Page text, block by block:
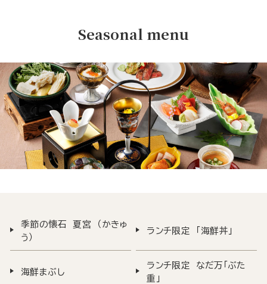
Seasonal menu
季節の懐石 夏宮 （かきゅ
う）
ランチ限定 「海鮮丼」
海鮮まぶし
ランチ限定 なだ万「ぶた
重」